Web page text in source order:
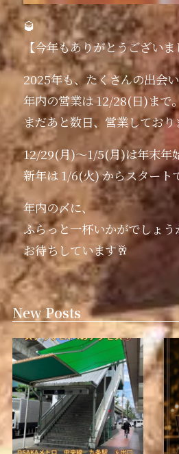
🥃
【今年もありがとうござい
2025年も、たくさんの出会
年内の営業は 12/28(日)まで
まだあと数日、営業しており
12/29(月)〜1/5(月)は年末年
新年は 1/6(火) からスタート
年内の〆に、
ふらっと一杯いかがでしょう
お待ちしています🥂
New Posts